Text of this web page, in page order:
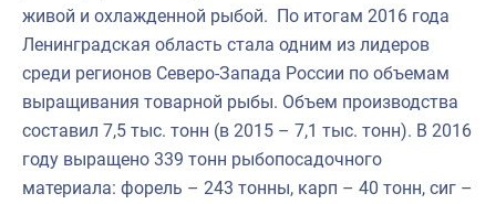
живой и охлажденной рыбой. По итогам 2016 года
Ленинградская область стала одним из лидеров
среди регионов Северо-Запада России по объемам
выращивания товарной рыбы. Объем производства
составил 7,5 тыс. тонн (в 2015 – 7,1 тыс. тонн). В 2016
году выращено 339 тонн рыбопосадочного
материала: форель – 243 тонны, карп – 40 тонн, сиг –